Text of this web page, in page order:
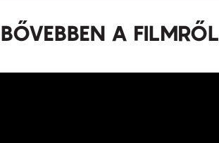
BŐVEBBEN A FILMRŐL